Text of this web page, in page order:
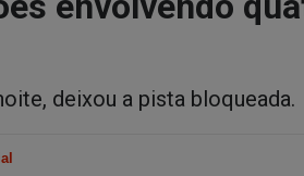
deixou a pista bloqueada.